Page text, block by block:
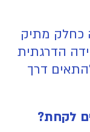
מתיק
הדרגתית
דרך